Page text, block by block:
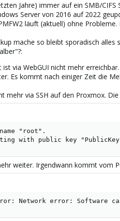
Jahre) immer auf ein SMB/
Server von 2016 auf 2022
läuft (aktuell) ohne
mache so bleibt sporadisch alles
ist via WebGUI nicht mehr
Es kommt nach einiger Zeit die
mehr via SSH auf den Proxmox.
"root".
with public key
weiter. Irgendwann kommt vom
Network error: Software